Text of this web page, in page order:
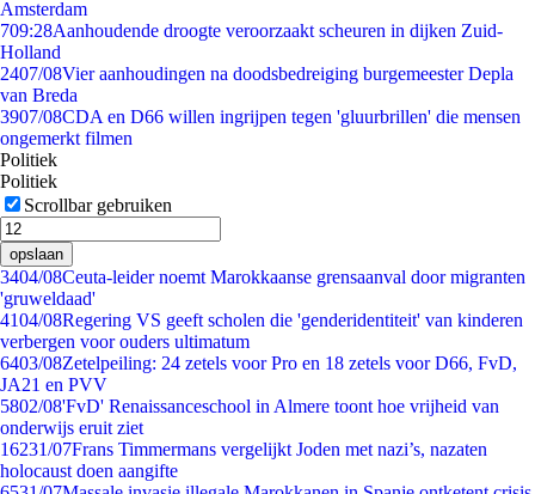
Amsterdam
709:28Aanhoudende droogte veroorzaakt scheuren in dijken Zuid-
Holland
2407/08Vier aanhoudingen na doodsbedreiging burgemeester Depla
van Breda
3907/08CDA en D66 willen ingrijpen tegen 'gluurbrillen' die mensen
ongemerkt filmen
Politiek
Politiek
Scrollbar gebruiken
opslaan
3404/08Ceuta-leider noemt Marokkaanse grensaanval door migranten
'gruweldaad'
4104/08Regering VS geeft scholen die 'genderidentiteit' van kinderen
verbergen voor ouders ultimatum
6403/08Zetelpeiling: 24 zetels voor Pro en 18 zetels voor D66, FvD,
JA21 en PVV
5802/08'FvD' Renaissanceschool in Almere toont hoe vrijheid van
onderwijs eruit ziet
16231/07Frans Timmermans vergelijkt Joden met nazi’s, nazaten
holocaust doen aangifte